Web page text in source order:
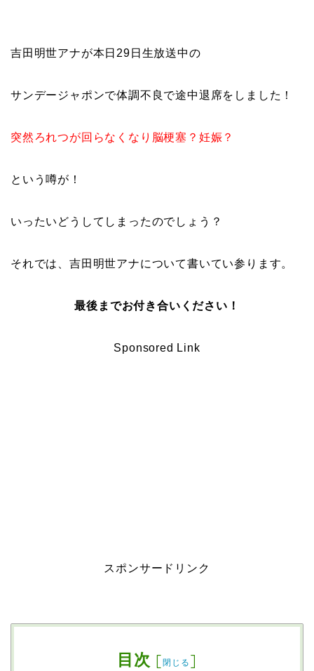
吉田明世アナが本日29日生放送中の
サンデージャポンで体調不良で途中退席をしました！
突然ろれつが回らなくなり脳梗塞？妊娠？
という噂が！
いったいどうしてしまったのでしょう？
それでは、吉田明世アナについて書いてい参ります。
最後までお付き合いください！
Sponsored Link
スポンサードリンク
目次 [閉じる ]